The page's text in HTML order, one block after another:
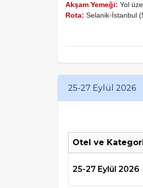
Akşam Yemeği: Yol
Rota: Selanik-İstanbul
25-27 Eylül 2026
Otel ve
25-27 Eylül 2026